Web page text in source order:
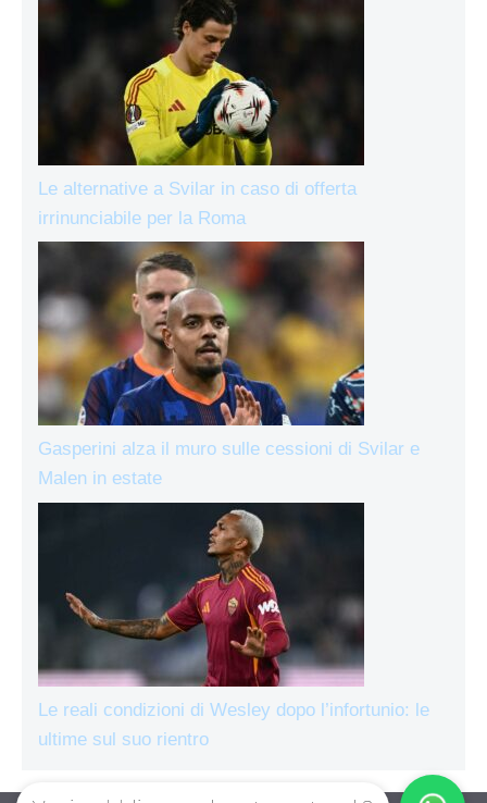
Le alternative a Svilar in caso di offerta
irrinunciabile per la Roma
Gasperini alza il muro sulle cessioni di Svilar e
Malen in estate
Le reali condizioni di Wesley dopo l’infortunio: le
ultime sul suo rientro